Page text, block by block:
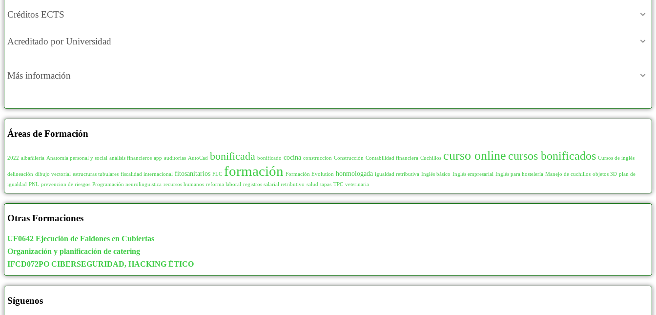
Créditos ECTS
Acreditado por Universidad
Más información
Áreas de Formación
2022 albañilería Anatomia personal y social análisis financieros app auditorias AutoCad bonificada bonificado cocina construccion Construcción Contabilidad financiera Cuchillos curso online cursos bonificados Cursos de inglés
delineación dibujo vectorial estructuras tubulares fiscalidad internacional fitosanitarios FLC formación Formación Evolution honmologada igualdad retributiva Inglés básico Inglés empresarial Inglés para hostelería Manejo de cuchillos objetos 3D plan de
igualdad PNL prevencion de riesgos Programación neurolinguistica recursos humanos reforma laboral registros salarial retributivo salud tapas TPC veterinaria
Otras Formaciones
UF0642 Ejecución de Faldones en Cubiertas
Organización y planificación de catering
IFCD072PO CIBERSEGURIDAD, HACKING ÉTICO
Síguenos